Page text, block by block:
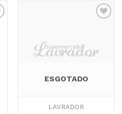
Favoritos
ESGOTADO
LAVRADOR